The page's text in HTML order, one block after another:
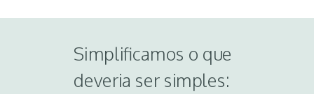
Simplificamos o que
deveria ser simples: